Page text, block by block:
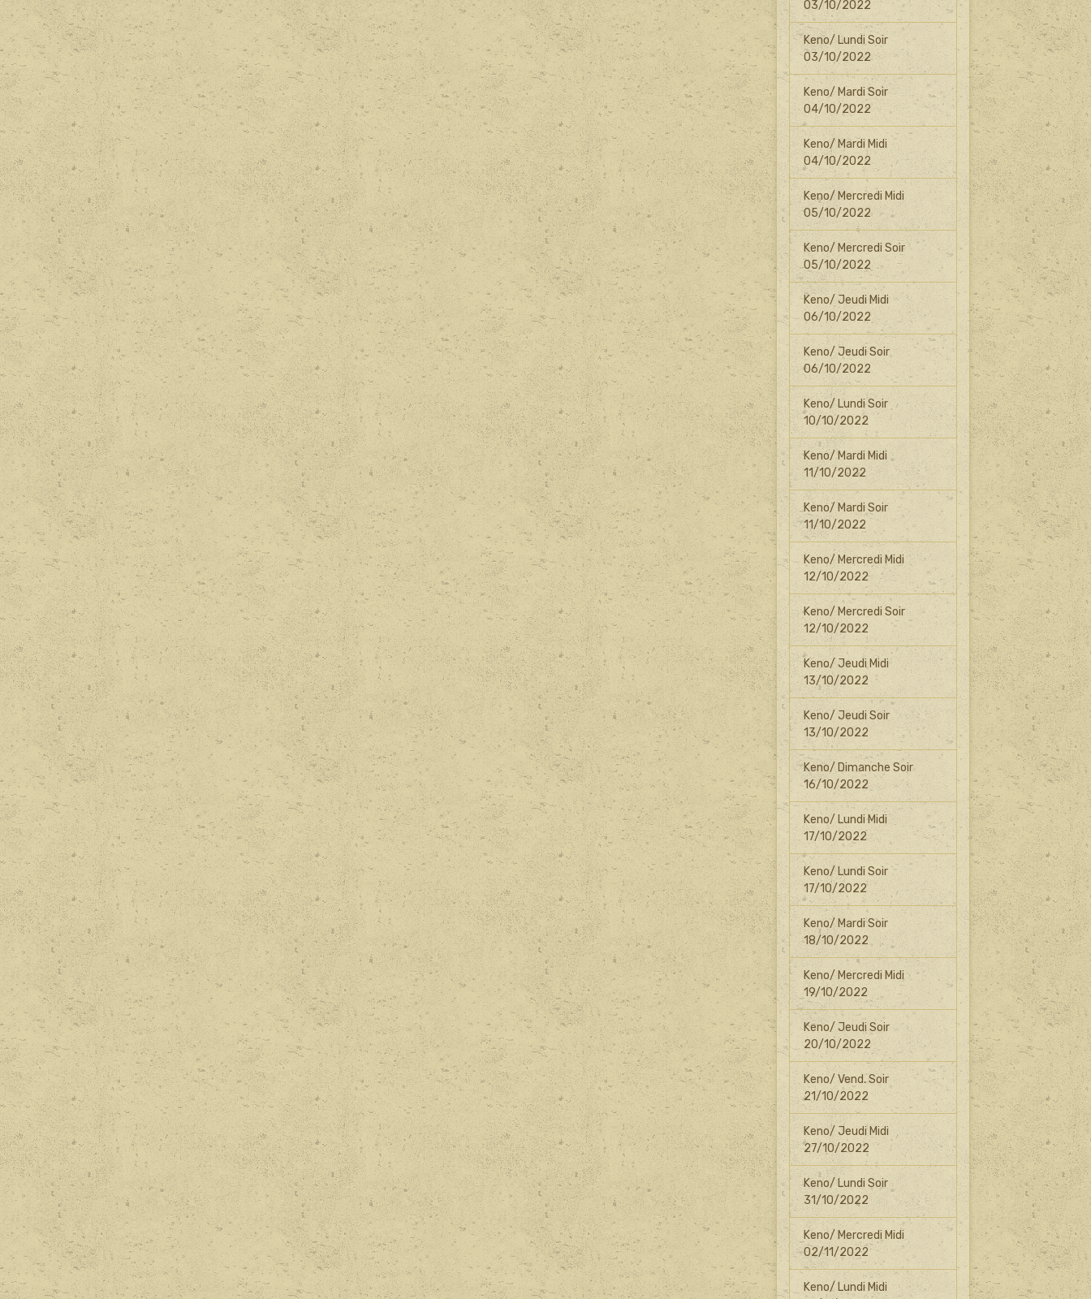
03/10/2022
Keno/ Lundi Soir
03/10/2022
Keno/ Mardi Soir
04/10/2022
Keno/ Mardi Midi
04/10/2022
Keno/ Mercredi Midi
05/10/2022
Keno/ Mercredi Soir
05/10/2022
Keno/ Jeudi Midi
06/10/2022
Keno/ Jeudi Soir
06/10/2022
Keno/ Lundi Soir
10/10/2022
Keno/ Mardi Midi
11/10/2022
Keno/ Mardi Soir
11/10/2022
Keno/ Mercredi Midi
12/10/2022
Keno/ Mercredi Soir
12/10/2022
Keno/ Jeudi Midi
13/10/2022
Keno/ Jeudi Soir
13/10/2022
Keno/ Dimanche Soir
16/10/2022
Keno/ Lundi Midi
17/10/2022
Keno/ Lundi Soir
17/10/2022
Keno/ Mardi Soir
18/10/2022
Keno/ Mercredi Midi
19/10/2022
Keno/ Jeudi Soir
20/10/2022
Keno/ Vend. Soir
21/10/2022
Keno/ Jeudi Midi
27/10/2022
Keno/ Lundi Soir
31/10/2022
Keno/ Mercredi Midi
02/11/2022
Keno/ Lundi Midi